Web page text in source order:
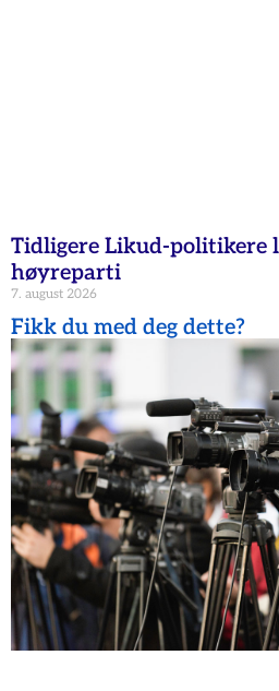
Tidligere Likud-politikere
høyreparti
7. august 2026
Fikk du med deg dette?